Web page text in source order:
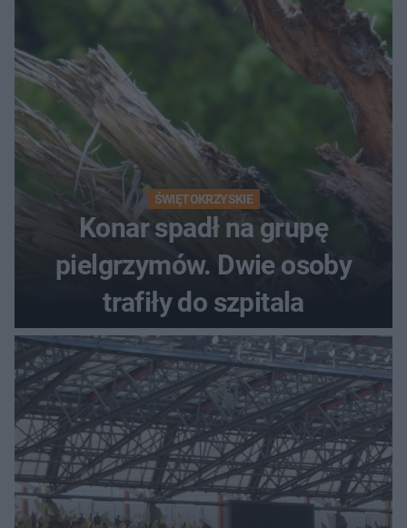
ŚWIĘTOKRZYSKIE
Konar spadł na grupę
pielgrzymów. Dwie osoby
trafiły do szpitala